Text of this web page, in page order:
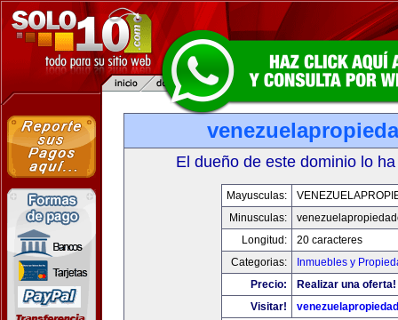
El dueño de este dominio lo
Mayusculas:
Minusculas:
Longitud:
20 caracteres
Categorias:
Inmuebles y
Precio:
Realizar una oferta!
Visitar!